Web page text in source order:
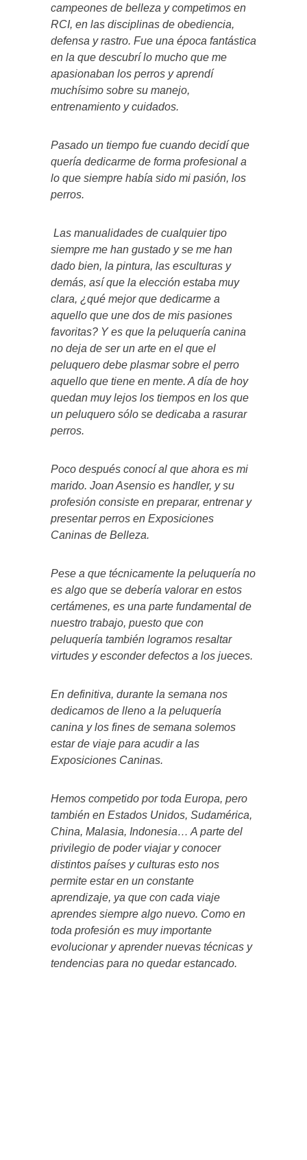
campeones de belleza y competimos en
RCI, en las disciplinas de obediencia,
defensa y rastro. Fue una época fantástica
en la que descubrí lo mucho que me
apasionaban los perros y aprendí
muchísimo sobre su manejo,
entrenamiento y cuidados.
Pasado un tiempo fue cuando decidí que
quería dedicarme de forma profesional a
lo que siempre había sido mi pasión, los
perros.
Las manualidades de cualquier tipo
siempre me han gustado y se me han
dado bien, la pintura, las esculturas y
demás, así que la elección estaba muy
clara, ¿qué mejor que dedicarme a
aquello que une dos de mis pasiones
favoritas? Y es que la peluquería canina
no deja de ser un arte en el que el
peluquero debe plasmar sobre el perro
aquello que tiene en mente. A día de hoy
quedan muy lejos los tiempos en los que
un peluquero sólo se dedicaba a rasurar
perros.
Poco después conocí al que ahora es mi
marido. Joan Asensio es handler, y su
profesión consiste en preparar, entrenar y
presentar perros en Exposiciones
Caninas de Belleza.
Pese a que técnicamente la peluquería no
es algo que se debería valorar en estos
certámenes, es una parte fundamental de
nuestro trabajo, puesto que con
peluquería también logramos resaltar
virtudes y esconder defectos a los jueces.
En definitiva, durante la semana nos
dedicamos de lleno a la peluquería
canina y los fines de semana solemos
estar de viaje para acudir a las
Exposiciones Caninas.
Hemos competido por toda Europa, pero
también en Estados Unidos, Sudamérica,
China, Malasia, Indonesia… A parte del
privilegio de poder viajar y conocer
distintos países y culturas esto nos
permite estar en un constante
aprendizaje, ya que con cada viaje
aprendes siempre algo nuevo. Como en
toda profesión es muy importante
evolucionar y aprender nuevas técnicas y
tendencias para no quedar estancado.